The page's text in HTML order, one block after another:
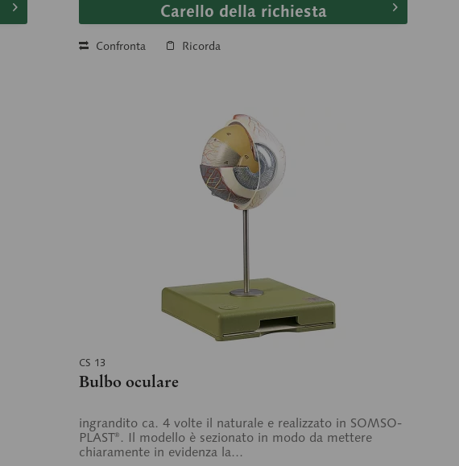
Carello della richiesta
Confronta Ricorda
CS 13
Bulbo oculare
ingrandito ca. 4 volte il naturale e realizzato in SOMSO-
PLAST®. Il modello è sezionato in modo da mettere
chiaramente in evidenza la...